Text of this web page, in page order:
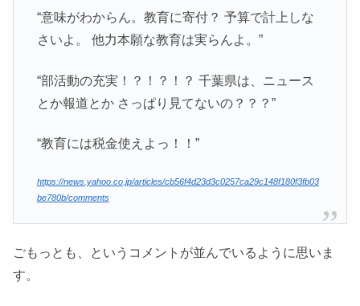
“意味がわからん。教育に寄付？ 予算で計上しな
さいよ。 他力本願な教育は実らんよ。”
“部活動の充実！？！？！？ 千葉県は、ニュース
とか報道とか さっぱり見てないの？？？”
“教育には税金使えよっ！！”
https://news.yahoo.co.jp/articles/cb56f4d23d3c0257ca29c148f180f3fb03
be780b/comments
ごもっとも、というコメントが並んでいるように思いま
す。